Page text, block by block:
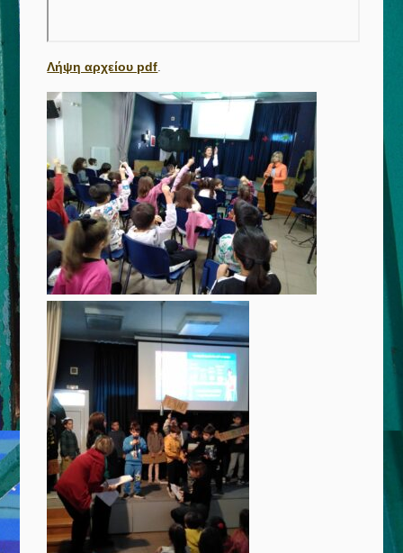
Λήψη αρχείου pdf